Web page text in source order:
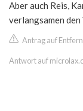
Aber auch Reis,
verlangsamen
Antrag auf
Antwort auf